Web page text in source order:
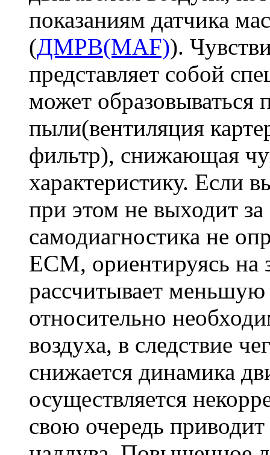
показаниям датчика
(ДМРВ(MAF)).
представляет собой
может образовываться
пыли(вентиляция
фильтр), снижающая
характеристику. Если
при этом не выходит
самодиагностика не
ECM, ориентируясь
рассчитывает
относительно
воздуха, в следствие
снижается динамика
осуществляется
свою очередь